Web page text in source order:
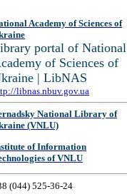
Academy of Sciences of
portal of National
of Sciences of
| LibNAS
libnas.nbuv.gov.ua
National Library of
(VNLU)
of Information
of VNLU
(044) 525-36-24